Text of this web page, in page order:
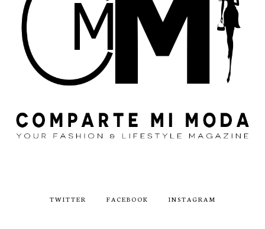
TWITTER FACEBOOK INSTAGRAM